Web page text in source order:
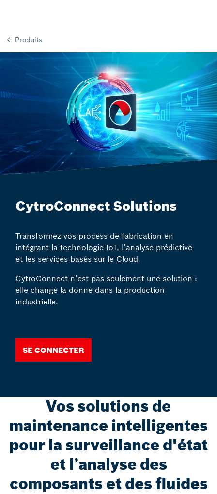
Produits
CytroConnect Solutions
Transformez vos process de fabrication en
intégrant la technologie IoT, l’analyse prédictive
et les services basés sur le Cloud.
CytroConnect n’est pas seulement une solution :
elle change la donne dans la production
industrielle.
Se connecter
Vos solutions de
maintenance intelligentes
pour la surveillance d'état
et l’analyse des
composants et des fluides